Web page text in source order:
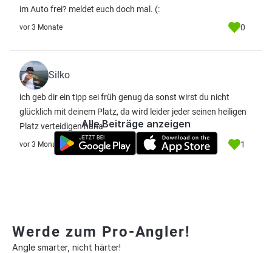
im Auto frei? meldet euch doch mal. (:
vor 3 Monate 0
Silko
ich geb dir ein tipp sei früh genug da sonst wirst du nicht
glücklich mit deinem Platz, da wird leider jeder seinen heiligen
Platz verteidigen haha
vor 3 Monate 1
Alle Beiträge anzeigen
Werde zum Pro-Angler!
Angle smarter, nicht härter!